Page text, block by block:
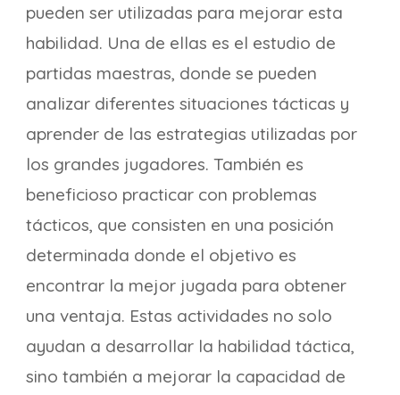
pueden ser utilizadas para mejorar esta
habilidad. Una de ellas es el estudio de
partidas maestras, donde se pueden
analizar diferentes situaciones tácticas y
aprender de las estrategias utilizadas por
los grandes jugadores. También es
beneficioso practicar con problemas
tácticos, que consisten en una posición
determinada donde el objetivo es
encontrar la mejor jugada para obtener
una ventaja. Estas actividades no solo
ayudan a desarrollar la habilidad táctica,
sino también a mejorar la capacidad de